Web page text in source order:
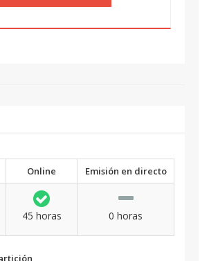
Online Emisión en directo
45 horas 0 horas